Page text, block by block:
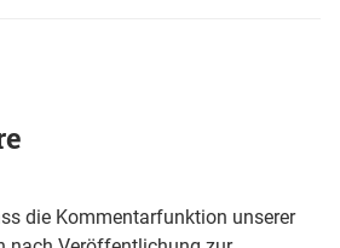
die Kommentarfunktion unserer